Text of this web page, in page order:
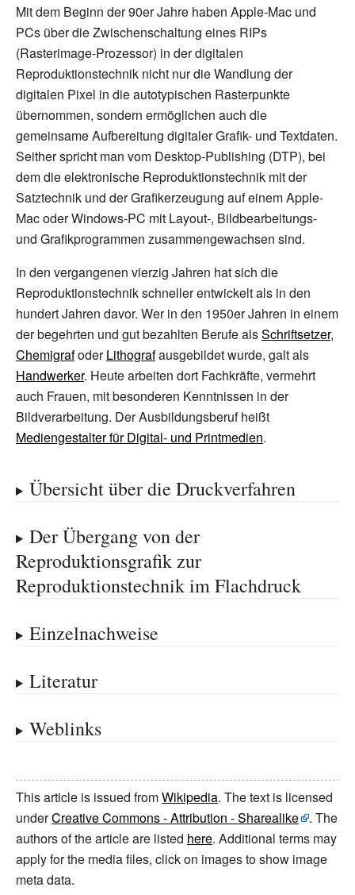
Mit dem Beginn der 90er Jahre haben Apple-Mac und
PCs über die Zwischenschaltung eines RIPs
(Rasterimage-Prozessor) in der digitalen
Reproduktionstechnik nicht nur die Wandlung der
digitalen Pixel in die autotypischen Rasterpunkte
übernommen, sondern ermöglichen auch die
gemeinsame Aufbereitung digitaler Grafik- und Textdaten.
Seither spricht man vom Desktop-Publishing (DTP), bei
dem die elektronische Reproduktionstechnik mit der
Satztechnik und der Grafikerzeugung auf einem Apple-
Mac oder Windows-PC mit Layout-, Bildbearbeitungs-
und Grafikprogrammen zusammengewachsen sind.
In den vergangenen vierzig Jahren hat sich die
Reproduktionstechnik schneller entwickelt als in den
hundert Jahren davor. Wer in den 1950er Jahren in einem
der begehrten und gut bezahlten Berufe alsSchriftsetzer,
ChemigrafoderLithografausgebildet wurde, galt als
Handwerker. Heute arbeiten dort Fachkräfte, vermehrt
auch Frauen, mit besonderen Kenntnissen in der
Bildverarbeitung. Der Ausbildungsberuf heißt
Mediengestalter für Digital- und Printmedien.
Übersicht über die Druckverfahren
Der Übergang von der
Reproduktionsgrafik zur
Reproduktionstechnik im Flachdruck
Einzelnachweise
Literatur
Weblinks
This article is issued fromWikipedia. The text is licensed
underCreative Commons - Attribution - Sharealike
. The
authors of the article are listed here. Additional terms may
apply for the media files, click on images to show image
meta data.